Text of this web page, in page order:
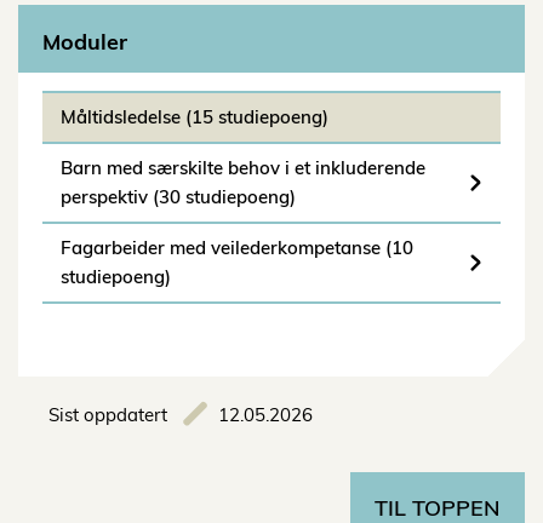
Moduler
Måltidsledelse (15 studiepoeng)
Barn med særskilte behov i et inkluderende
perspektiv (30 studiepoeng)
Fagarbeider med veilederkompetanse (10
studiepoeng)
Sist oppdatert 12.05.2026
TIL TOPPEN